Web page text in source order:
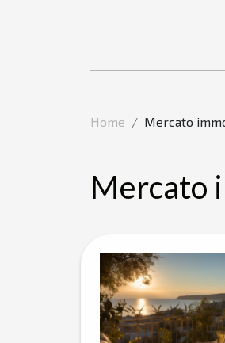
Home Mercato
Mercato